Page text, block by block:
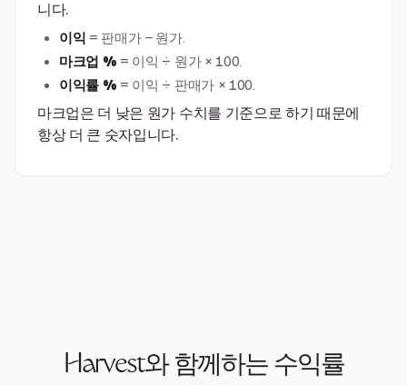
니다.
이익 = 판매가 − 원가.
마크업 % = 이익 ÷ 원가 × 100.
이익률 % = 이익 ÷ 판매가 × 100.
마크업은 더 낮은 원가 수치를 기준으로 하기 때문에
항상 더 큰 숫자입니다.
Harvest와 함께하는 수익률